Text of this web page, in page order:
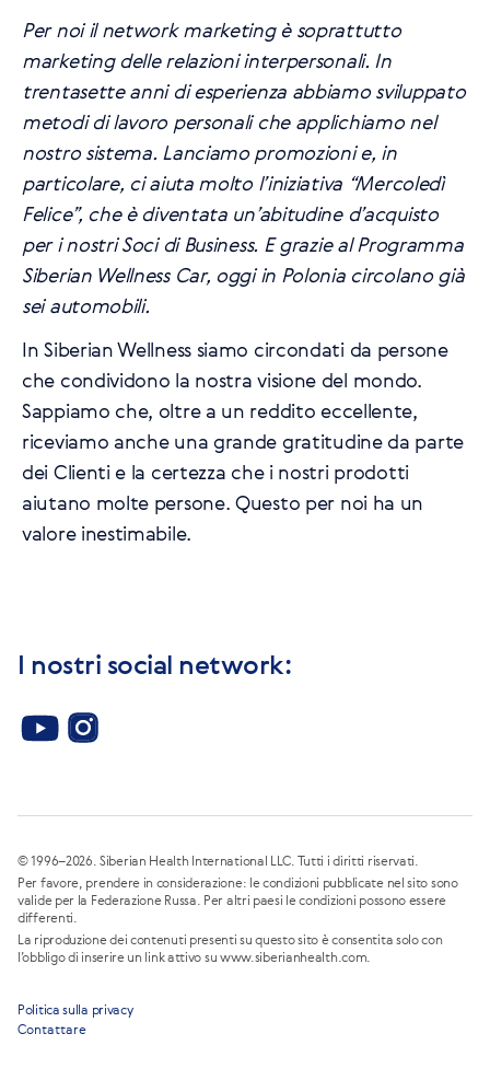
Per noi il network marketing è soprattutto
marketing delle relazioni interpersonali. In
trentasette anni di esperienza abbiamo sviluppato
metodi di lavoro personali che applichiamo nel
nostro sistema. Lanciamo promozioni e, in
particolare, ci aiuta molto l’iniziativa “Mercoledì
Felice”, che è diventata un’abitudine d’acquisto
per i nostri Soci di Business. E grazie al Programma
Siberian Wellness Car, oggi in Polonia circolano già
sei automobili.
In Siberian Wellness siamo circondati da persone
che condividono la nostra visione del mondo.
Sappiamo che, oltre a un reddito eccellente,
riceviamo anche una grande gratitudine da parte
dei Clienti e la certezza che i nostri prodotti
aiutano molte persone. Questo per noi ha un
valore inestimabile.
I nostri social network:
© 1996–2026. Siberian Health International LLC. Tutti i diritti riservati.
Per favore, prendere in considerazione: le condizioni pubblicate nel sito sono
valide per la Federazione Russa. Per altri paesi le condizioni possono essere
differenti.
La riproduzione dei contenuti presenti su questo sito è consentita solo con
l’obbligo di inserire un link attivo su www.siberianhealth.com.
Politica sulla privacy
Contattare